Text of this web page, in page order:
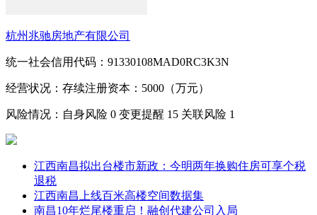
杭州兆驰房地产有限公司
统一社会信用代码：91330108MAD0RC3K3N
经营状况：存续注册资本：5000（万元）
风险情况：自身风险 0 变更提醒 15 关联风险 1
江西南昌拟出台楼市新政：今明两年换购住房可享个税
退税
江西南昌上线百米高楼空间数据集
南昌10年烂尾楼重启！融创代建公司入局